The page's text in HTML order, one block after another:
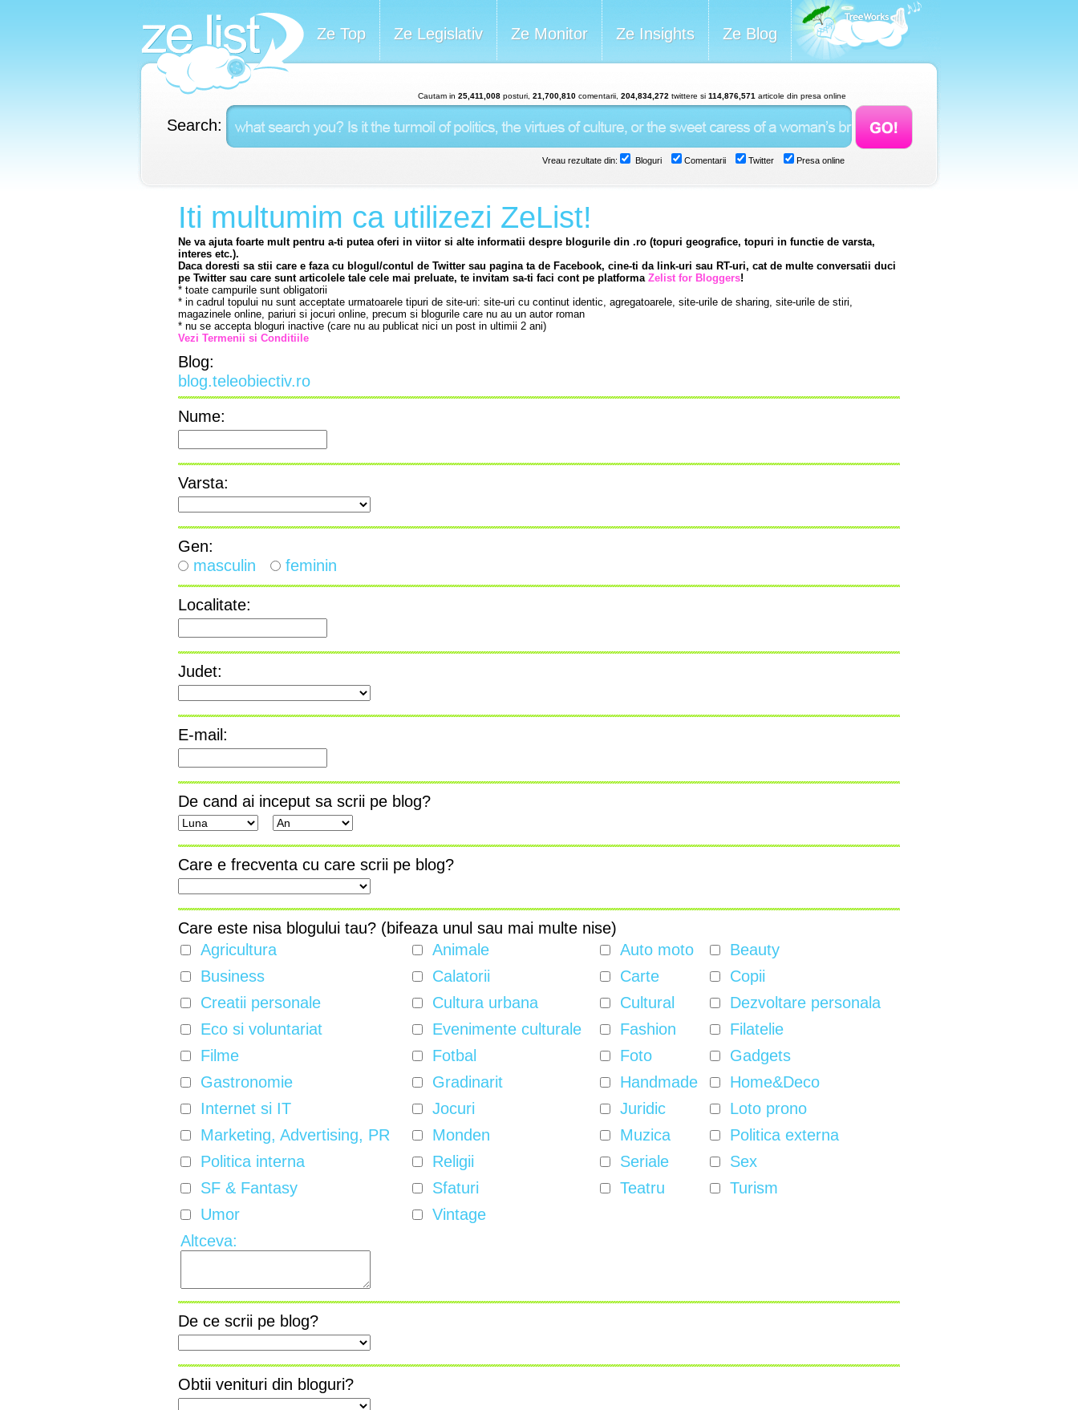
Ze Top Ze Legislativ Ze Monitor Ze Insights Ze Blog
Cautam in 25,411,008posturi, 21,700,810comentarii, 204,834,272 twittere si 114,876,571 articole din presa online
Search:
Vreau rezultate din: Bloguri Comentarii Twitter Presa online
Iti multumim ca utilizezi ZeList!
Ne va ajuta foarte mult pentru a-ti putea oferi in viitor si alte informatii despre blogurile din .ro (topuri geografice, topuri in functie de varsta,
interes etc.).
Daca doresti sa stii care e faza cu blogul/contul de Twitter sau pagina ta de Facebook, cine-ti da link-uri sau RT-uri, cat de multe conversatii duci
pe Twitter sau care sunt articolele tale cele mai preluate, te invitam sa-ti faci cont pe platforma Zelist for Bloggers!
* toate campurile sunt obligatorii
* in cadrul topului nu sunt acceptate urmatoarele tipuri de site-uri: site-uri cu continut identic, agregatoarele, site-urile de sharing, site-urile de stiri,
magazinele online, pariuri si jocuri online, precum si blogurile care nu au un autor roman
* nu se accepta bloguri inactive (care nu au publicat nici un post in ultimii 2 ani)
Vezi Termenii si Conditiile
Blog:
blog.teleobiectiv.ro
Nume:
Varsta:
Gen:
masculin
feminin
Localitate:
Judet:
E-mail:
De cand ai inceput sa scrii pe blog?
Care e frecventa cu care scrii pe blog?
Care este nisa blogului tau? (bifeaza unul sau mai multe nise)
Agricultura
Animale Auto moto
Beauty
Business
Calatorii Carte
Copii
Creatii personale
Cultura urbana Cultural
Dezvoltare personala
Eco si voluntariat
Evenimente culturale Fashion
Filatelie
Filme
Fotbal Foto
Gadgets
Gastronomie
Gradinarit Handmade
Home&Deco
Internet si IT
Jocuri Juridic
Loto prono
Marketing, Advertising, PR
Monden Muzica
Politica externa
Politica interna
Religii Seriale
Sex
SF & Fantasy
Sfaturi Teatru
Turism
Umor
Vintage
Altceva:
De ce scrii pe blog?
Obtii venituri din bloguri?